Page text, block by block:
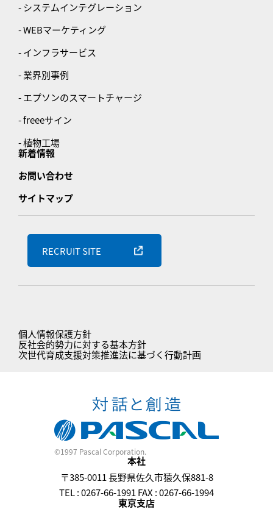
- システムインテグレーション
- WEBマーケティング
- インフラサービス
- 業界別事例
- エプソンのスマートチャージ
- freeeサイン
- 植物工場
新着情報
お問い合わせ
サイトマップ
RECRUIT SITE
個人情報保護方針
反社会的勢力に対する基本方針
次世代育成支援対策推進法に基づく行動計画
©1997 Pascal Corporation.
本社
〒385-0011 長野県佐久市猿久保881-8
TEL : 0267-66-1991 FAX : 0267-66-1994
東京支店